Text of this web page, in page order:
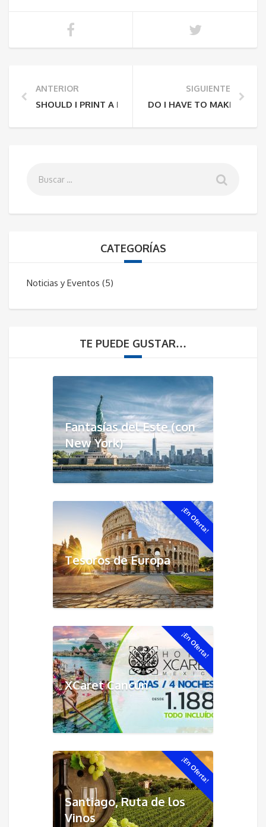
ANTERIOR
SHOULD I PRINT A RECEIPT TO SHOW THE TOUR
SIGUIENTE
DO I HAVE TO MAKE A
CATEGORÍAS
Noticias y Eventos (5)
TE PUEDE GUSTAR…
Fantasías del Este (con
New York)
¡En Oferta!
Tesoros de Europa
¡En Oferta!
XCaret Cancún
¡En Oferta!
Santiago, Ruta de los
Vinos